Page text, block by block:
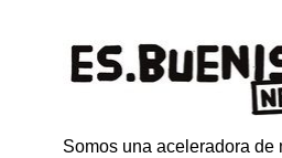
Somos una aceleradora de